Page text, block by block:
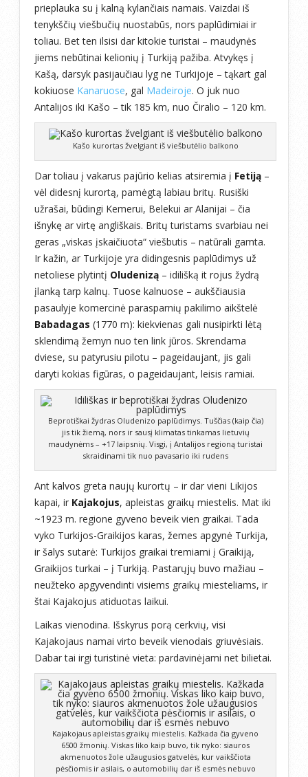
prieplauka su į kalną kylančiais namais. Vaizdai iš
tenykščių viešbučių nuostabūs, nors paplūdimiai ir
toliau. Bet ten ilsisi dar kitokie turistai – maudynės
jiems nebūtinai kelionių į Turkiją pažiba. Atvykęs į
Kašą, darsyk pasijaučiau lyg ne Turkijoje – tąkart gal
kokiuose Kanaruose, gal Madeiroje. O juk nuo
Antalijos iki Kašo – tik 185 km, nuo Čiralio – 120 km.
Kašo kurortas žvelgiant iš viešbutėlio balkono
Dar toliau į vakarus pajūrio kelias atsiremia į Fetiją –
vėl didesnį kurortą, pamėgtą labiau britų. Rusiški
užrašai, būdingi Kemerui, Belekui ar Alanijai – čia
išnykę ar virtę angliškais. Britų turistams svarbiau nei
geras „viskas įskaičiuota“ viešbutis – natūrali gamta.
Ir kažin, ar Turkijoje yra didingesnis paplūdimys už
netoliese plytintį Oludenizą – idilišką it rojus žydrą
įlanką tarp kalnų. Tuose kalnuose – aukščiausia
pasaulyje komercinė parasparnių pakilimo aikštelė
Babadagas (1770 m): kiekvienas gali nusipirkti lėtą
sklendimą žemyn nuo ten link jūros. Skrendama
dviese, su patyrusiu pilotu – pageidaujant, jis gali
daryti kokias figūras, o pageidaujant, leisis ramiai.
Beprotiškai žydras Oludenizo paplūdimys. Tuščias (kaip čia)
jis tik žiemą, nors ir sausį klimatas tinkamas lietuvių
maudynėms – +17 laipsnių. Visgi, į Antalijos regioną turistai
skraidinami tik nuo pavasario iki rudens
Ant kalvos greta naujų kurortų – ir dar vieni Likijos
kapai, ir Kajakojus, apleistas graikų miestelis. Mat iki
~1923 m. regione gyveno beveik vien graikai. Tada
vyko Turkijos-Graikijos karas, žemes apgynė Turkija,
ir šalys sutarė: Turkijos graikai tremiami į Graikiją,
Graikijos turkai – į Turkiją. Pastarųjų buvo mažiau –
neužteko apgyvendinti visiems graikų miesteliams, ir
štai Kajakojus atiduotas laikui.
Laikas vienodina. Išskyrus porą cerkvių, visi
Kajakojaus namai virto beveik vienodais griuvėsiais.
Dabar tai irgi turistinė vieta: pardavinėjami net bilietai.
Kajakojaus apleistas graikų miestelis. Kažkada čia gyveno
6500 žmonių. Viskas liko kaip buvo, tik nyko: siauros
akmenuotos žole užaugusios gatvelės, kur vaikščiota
pėsčiomis ir asilais, o automobilių dar iš esmės nebuvo